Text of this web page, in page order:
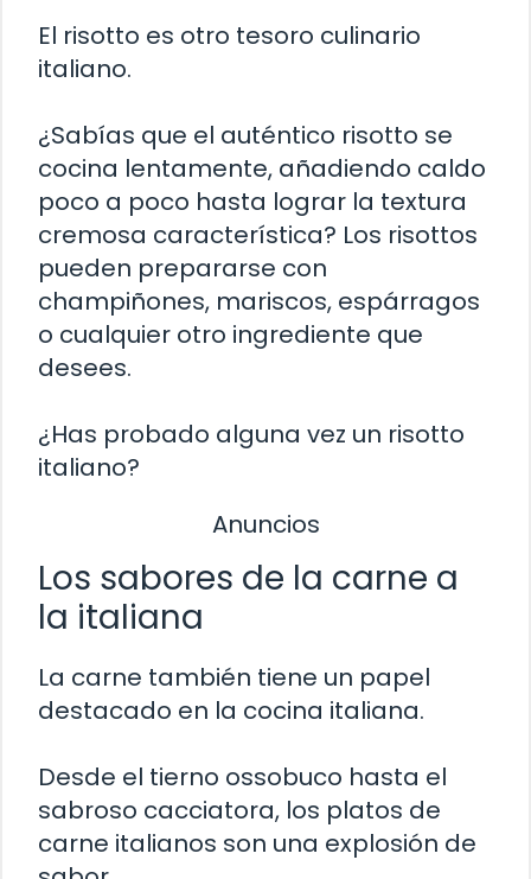
El risotto es otro tesoro culinario
italiano.
¿Sabías que el auténtico risotto se
cocina lentamente, añadiendo caldo
poco a poco hasta lograr la textura
cremosa característica? Los risottos
pueden prepararse con
champiñones, mariscos, espárragos
o cualquier otro ingrediente que
desees.
¿Has probado alguna vez un risotto
italiano?
Anuncios
Los sabores de la carne a
la italiana
La carne también tiene un papel
destacado en la cocina italiana.
Desde el tierno ossobuco hasta el
sabroso cacciatora, los platos de
carne italianos son una explosión de